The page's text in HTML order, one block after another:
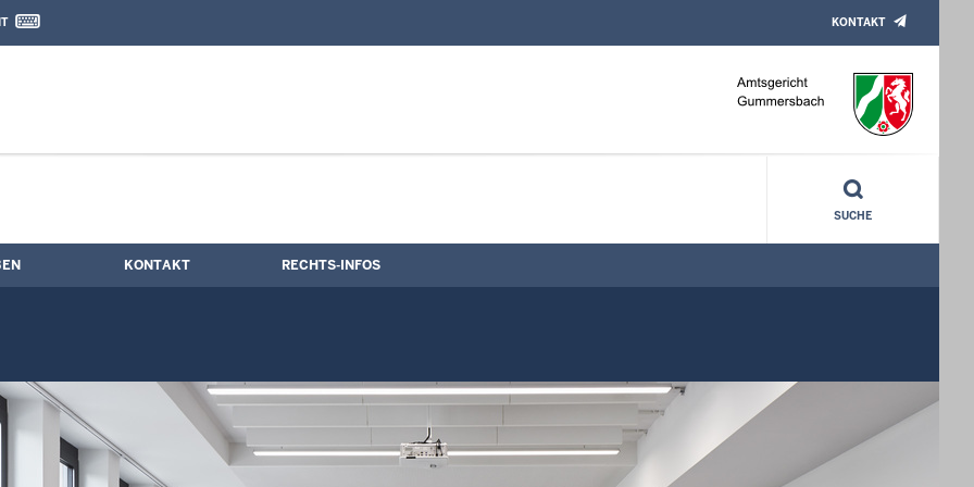
Kontaktformular
KONTAKT
SUCHE
KONTAKT RECHTS-INFOS